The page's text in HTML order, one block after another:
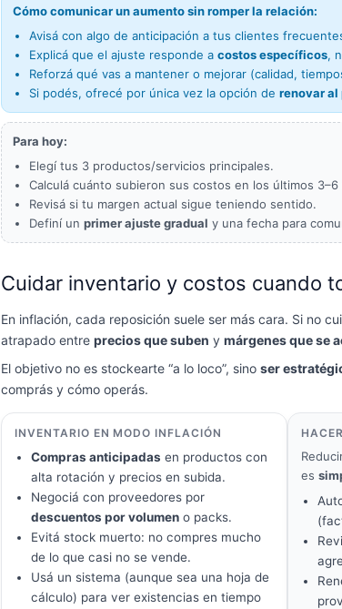
Cómo comunicar un aumento sin romper la relación:
Avisá con algo de anticipación a tus clientes
Explicá que el ajuste responde a costos específicos,
Reforzá qué vas a mantener o mejorar (calidad,
Si podés, ofrecé por única vez la opción de renovar
Para hoy:
Elegí tus 3 productos/servicios principales.
Calculá cuánto subieron sus costos en los últimos 3–6
Revisá si tu margen actual sigue teniendo sentido.
Definí un primer ajuste gradual y una fecha para
Cuidar inventario y costos cuando
En inflación, cada reposición suele ser más cara. Si no
atrapado entre precios que suben y márgenes que se
El objetivo no es stockearte “a lo loco”, sino ser
comprás y cómo operás.
INVENTARIO EN MODO INFLACIÓN
Compras anticipadas en productos con
alta rotación y precios en subida.
Negociá con proveedores por
descuentos por volumen o packs.
Evitá stock muerto: no compres mucho
de lo que casi no se vende.
Usá un sistema (aunque sea una hoja de
cálculo) para ver existencias en tiempo
es